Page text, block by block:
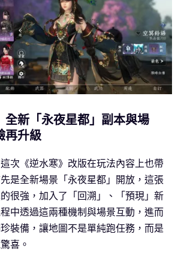
全新「永夜星都」副本與場
再升級
次《逆水寒》改版在玩法內容上也帶
是全新場景「永夜星都」開放，這張
很強，加入了「回溯」、「預現」新
中透過這兩種機制與場景互動，進而
裝備，讓地圖不是單純跑任務，而是
喜。